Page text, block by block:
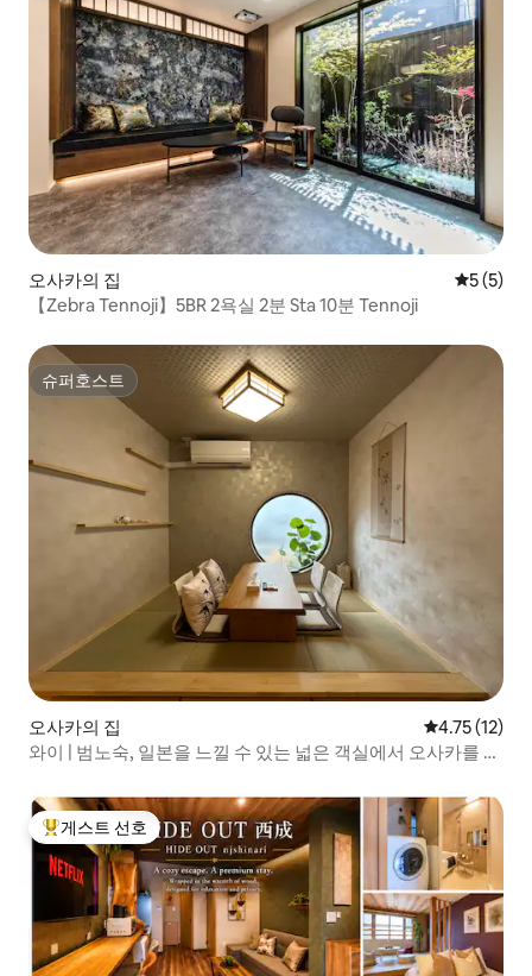
오사카의 집 평점 5점
5 (5)
【Zebra Tennoji】5BR 2욕실 2분 Sta 10분 Tennoji
슈퍼호스트
슈퍼호스트
오사카의 집 평점 4.75점
4.75 (12)
와이 | 범노숙, 일본을 느낄 수 있는 넓은 객실에서 오사카를 만
상위 게스트 선호
게스트 선호